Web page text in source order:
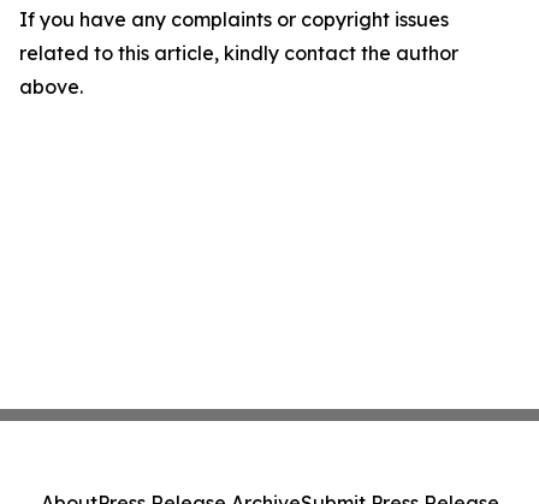
If you have any complaints or copyright issues
related to this article, kindly contact the author
above.